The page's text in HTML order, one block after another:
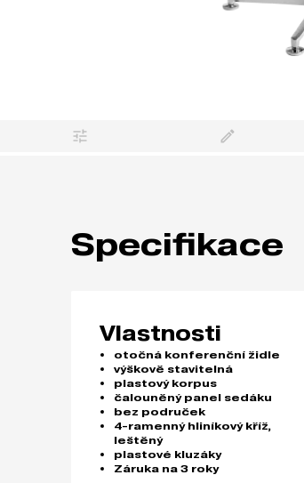
Specifikace
Vlastnosti
otočná konferenční židle
výškově stavitelná
plastový korpus
čalouněný panel sedáku
bez područek
4-ramenný hliníkový kříž,
leštěný
plastové kluzáky
Záruka na 3 roky